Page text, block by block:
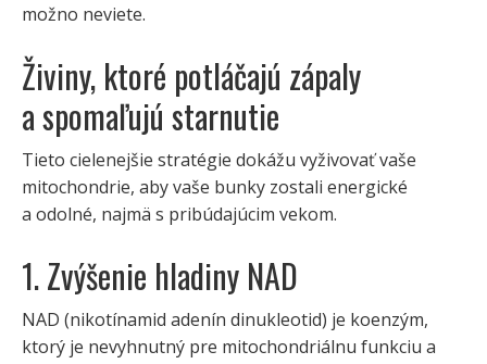
možno neviete.
Živiny, ktoré potláčajú zápaly
a spomaľujú starnutie
Tieto cielenejšie stratégie dokážu vyživovať vaše
mitochondrie, aby vaše bunky zostali energické
a odolné, najmä s pribúdajúcim vekom.
1. Zvýšenie hladiny NAD
NAD (nikotínamid adenín dinukleotid) je koenzým,
ktorý je nevyhnutný pre mitochondriálnu funkciu a